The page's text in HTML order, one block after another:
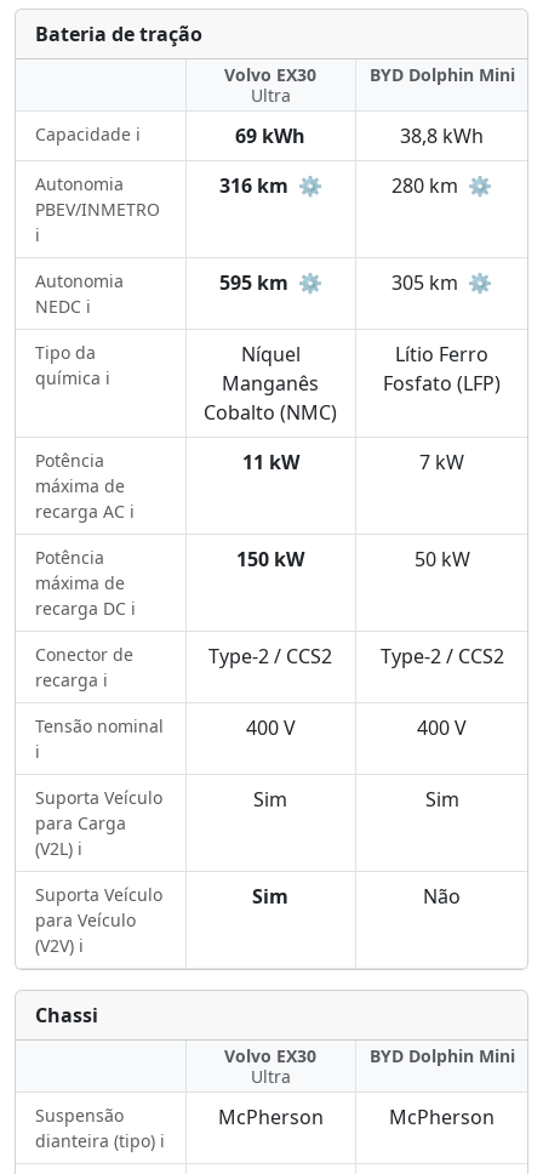
Bateria de tração
Volvo EX30
Ultra
BYD Dolphin Mini
Capacidade ℹ️ 69 kWh 38,8 kWh
Autonomia
PBEV/INMETRO
ℹ️
316 km ⚙️ 280 km ⚙️
Autonomia
NEDC ℹ️
595 km ⚙️ 305 km ⚙️
Tipo da
química ℹ️
Níquel
Manganês
Cobalto (NMC)
Lítio Ferro
Fosfato (LFP)
Potência
máxima de
recarga AC ℹ️
11 kW 7 kW
Potência
máxima de
recarga DC ℹ️
150 kW 50 kW
Conector de
recarga ℹ️
Type-2 / CCS2 Type-2 / CCS2
Tensão nominal
ℹ️
400 V 400 V
Suporta Veículo
para Carga
(V2L) ℹ️
Sim Sim
Suporta Veículo
para Veículo
(V2V) ℹ️
Sim Não
Chassi
Volvo EX30
Ultra
BYD Dolphin Mini
Suspensão
dianteira (tipo) ℹ️
McPherson McPherson